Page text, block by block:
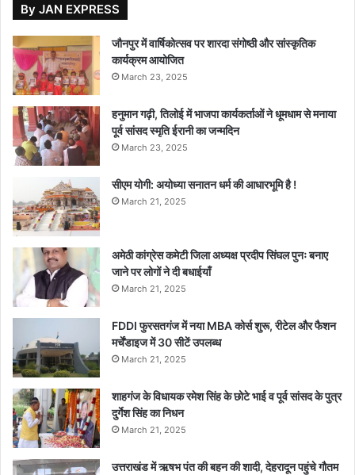
By JAN EXPRESS
जौनपुर में वार्षिकोत्सव पर शारदा संगोष्ठी और सांस्कृतिक
कार्यक्रम आयोजित
March 23, 2025
हनुमान गढ़ी, तिलोई में भाजपा कार्यकर्ताओं ने धूमधाम से मनाया
पूर्व सांसद स्मृति ईरानी का जन्मदिन
March 23, 2025
सीएम योगी: अयोध्या सनातन धर्म की आधारभूमि है !
March 21, 2025
अमेठी कांग्रेस कमेटी जिला अध्यक्ष प्रदीप सिंघल पुनः बनाए
जाने पर लोगों ने दी बधाईयाँ
March 21, 2025
FDDI फुरसतगंज में नया MBA कोर्स शुरू, रीटेल और फैशन
मर्चेंडाइज में 30 सीटें उपलब्ध
March 21, 2025
शाहगंज के विधायक रमेश सिंह के छोटे भाई व पूर्व सांसद के पुत्र
दुर्गेश सिंह का निधन
March 21, 2025
उत्तराखंड में ऋषभ पंत की बहन की शादी, देहरादून पहुंचे गौतम